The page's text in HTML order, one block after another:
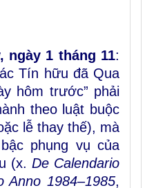
ngày 1 tháng 11:
Tín hữu đã Qua
hôm trước” phải
theo luật buộc
lễ thay thế), mà
phụng vụ của
(x.De Calendario
Anno 1984–1985,